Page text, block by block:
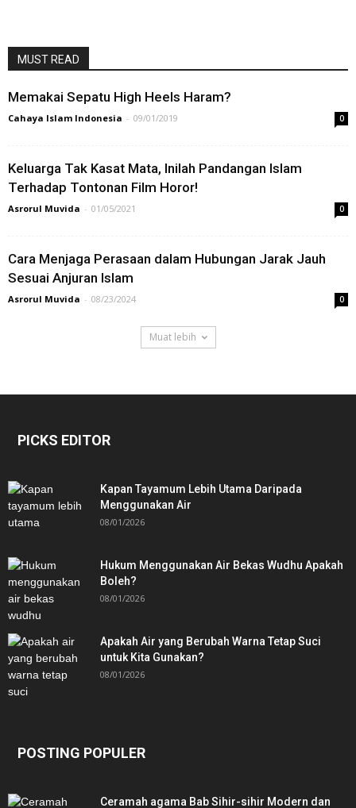
MUST READ
Memakai Sepatu High Heels Haram?
Cahaya Islam Indonesia - 09/01/2019 0
Keluarga Tak Kasat Mata, Inilah Pandangan Islam
Terhadap Tontonan Film Horor!
Asrorul Muvida - 01/05/2021 0
Cara Menjaga Perasaan dalam Hubungan Jarak Jauh
Sesuai Anjuran Islam
Asrorul Muvida - 08/23/2024 0
Muat lebih
PICKS EDITOR
Kapan Tayamum Lebih Utama Daripada
Menggunakan Air
08/01/2026
Hukum Menggunakan Air Bekas Wudhu Apakah
Boleh?
08/01/2026
Apakah Air yang Berubah Warna Tetap Suci
untuk Kita Gunakan?
08/01/2026
POSTING POPULER
Ceramah agama Bab Sihir-sihir Modern dan